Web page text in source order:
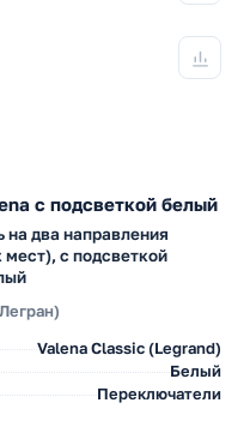
с подсветкой белый
два направления
с подсветкой
Valena Classic (Legrand)
Белый
Переключатели